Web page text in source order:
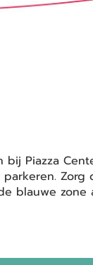
Piazza
blauwe